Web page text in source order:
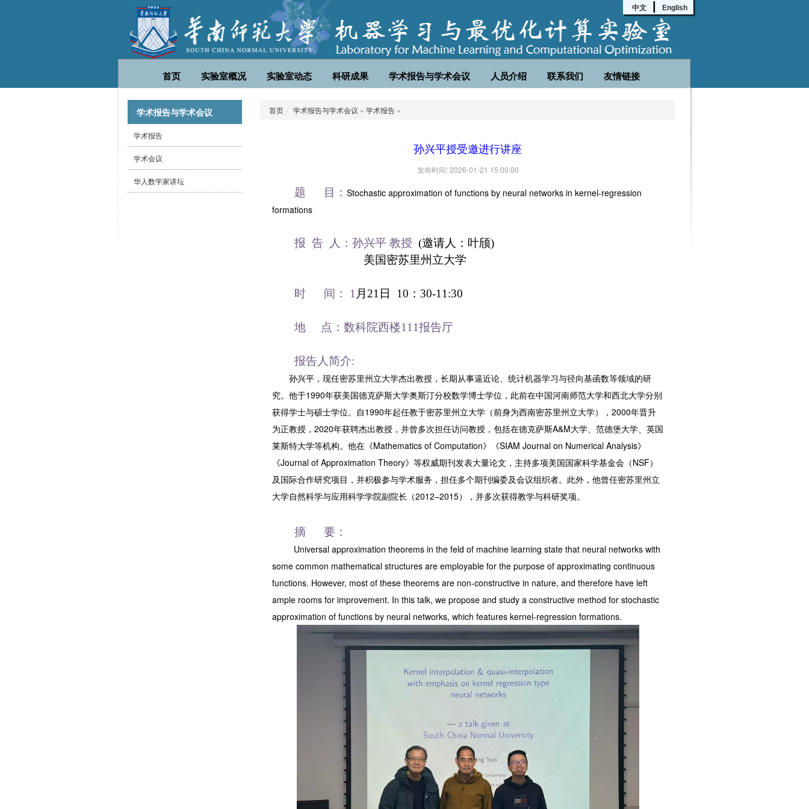
中文 English
首页 实验室概况 实验室动态 科研成果 学术报告与学术会议 人员介绍 联系我们 友情链接
学术报告与学术会议
学术报告
学术会议
华人数学家讲坛
首页 学术报告与学术会议 » 学术报告 »
孙兴平授受邀进行讲座
发布时间: 2026-01-21 15:00:00
题 目： Stochastic approximation of functions by neural networks in kernel-regression
formations
报 告 人： 孙兴平 教授 (邀请人：叶颀)
美国密苏里州立大学
时 间： 1 月21日 10：30-11:30
地 点：数科院西楼111报告厅
报告人简介:
孙兴平，现任密苏里州立大学杰出教授，长期从事逼近论、统计机器学习与径向基函数等领域的研
究。他于1990年获美国德克萨斯大学奥斯汀分校数学博士学位，此前在中国河南师范大学和西北大学分别
获得学士与硕士学位。自1990年起任教于密苏里州立大学（前身为西南密苏里州立大学），2000年晋升
为正教授，2020年获聘杰出教授，并曾多次担任访问教授，包括在德克萨斯A&M大学、范德堡大学、英国
莱斯特大学等机构。他在《Mathematics of Computation》《SIAM Journal on Numerical Analysis》
《Journal of Approximation Theory》等权威期刊发表大量论文，主持多项美国国家科学基金会（NSF）
及国际合作研究项目，并积极参与学术服务，担任多个期刊编委及会议组织者。此外，他曾任密苏里州立
大学自然科学与应用科学学院副院长（2012–2015），并多次获得教学与科研奖项。
摘 要：
Universal approximation theorems in the feld of machine learning state that neural networks with
some common mathematical structures are employable for the purpose of approximating continuous
functions. However, most of these theorems are non-constructive in nature, and therefore have left
ample rooms for improvement. In this talk, we propose and study a constructive method for stochastic
approximation of functions by neural networks, which features kernel-regression formations.